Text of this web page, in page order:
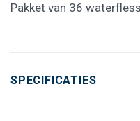
Pakket van 36
SPECIFICATIES